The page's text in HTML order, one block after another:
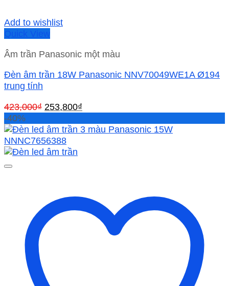
Add to wishlist
Quick View
Âm trần Panasonic một màu
Đèn âm trần 18W Panasonic NNV70049WE1A Ø194
trung tính
423,000₫ Giá
là:
423,000₫.
253,800₫
tại
-40%